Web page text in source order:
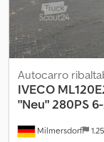
Milmersdorf
Autocarro
IVECO
"Neu" 280PS